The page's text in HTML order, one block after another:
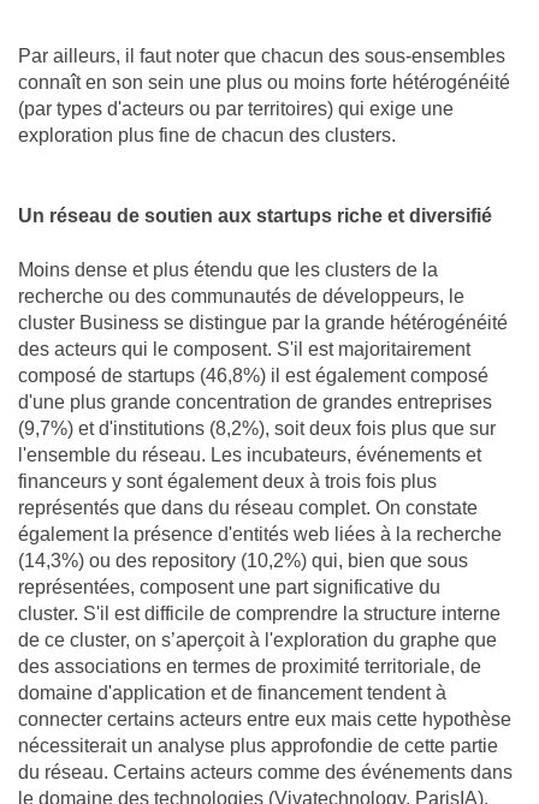
Par ailleurs, il faut noter que chacun des sous-ensembles
connaît en son sein une plus ou moins forte hétérogénéité
(par types d'acteurs ou par territoires) qui exige une
exploration plus fine de chacun des clusters.
Un réseau de soutien aux startups riche et diversifié
Moins dense et plus étendu que les clusters de la
recherche ou des communautés de développeurs, le
cluster Business se distingue par la grande hétérogénéité
des acteurs qui le composent. S'il est majoritairement
composé de startups (46,8%) il est également composé
d'une plus grande concentration de grandes entreprises
(9,7%) et d'institutions (8,2%), soit deux fois plus que sur
l'ensemble du réseau. Les incubateurs, événements et
financeurs y sont également deux à trois fois plus
représentés que dans du réseau complet. On constate
également la présence d'entités web liées à la recherche
(14,3%) ou des repository (10,2%) qui, bien que sous
représentées, composent une part significative du
cluster. S'il est difficile de comprendre la structure interne
de ce cluster, on s’aperçoit à l'exploration du graphe que
des associations en termes de proximité territoriale, de
domaine d'application et de financement tendent à
connecter certains acteurs entre eux mais cette hypothèse
nécessiterait un analyse plus approfondie de cette partie
du réseau. Certains acteurs comme des événements dans
le domaine des technologies (Vivatechnology, ParisIA),